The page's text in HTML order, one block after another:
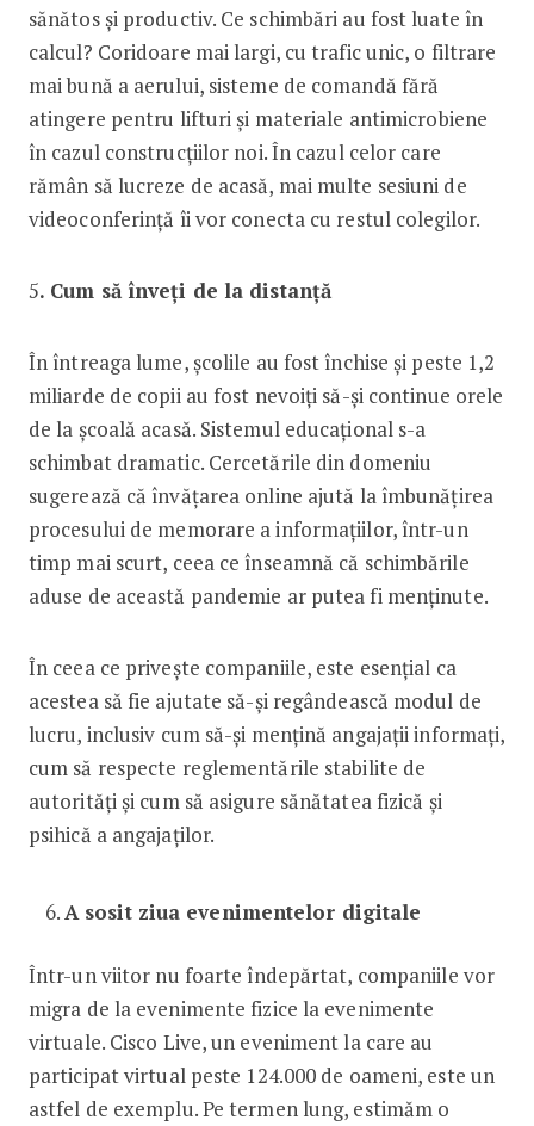
sănătos și productiv. Ce schimbări au fost luate în
calcul? Coridoare mai largi, cu trafic unic, o filtrare
mai bună a aerului, sisteme de comandă fără
atingere pentru lifturi și materiale antimicrobiene
în cazul construcțiilor noi. În cazul celor care
rămân să lucreze de acasă, mai multe sesiuni de
videoconferință îi vor conecta cu restul colegilor.
5. Cum să înveți de la distanță
În întreaga lume, școlile au fost închise și peste 1,2
miliarde de copii au fost nevoiți să-și continue orele
de la școală acasă. Sistemul educațional s-a
schimbat dramatic. Cercetările din domeniu
sugerează că învățarea online ajută la îmbunățirea
procesului de memorare a informațiilor, într-un
timp mai scurt, ceea ce înseamnă că schimbările
aduse de această pandemie ar putea fi menținute.
În ceea ce privește companiile, este esențial ca
acestea să fie ajutate să-și regândească modul de
lucru, inclusiv cum să-și mențină angajații informați,
cum să respecte reglementările stabilite de
autorități și cum să asigure sănătatea fizică și
psihică a angajaților.
A sosit ziua evenimentelor digitale
Într-un viitor nu foarte îndepărtat, companiile vor
migra de la evenimente fizice la evenimente
virtuale. Cisco Live, un eveniment la care au
participat virtual peste 124.000 de oameni, este un
astfel de exemplu. Pe termen lung, estimăm o